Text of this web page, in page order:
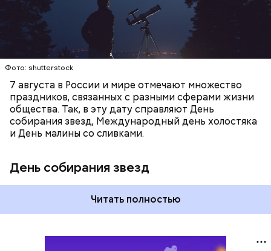
Фото: shutterstock
7 августа в России и мире отмечают множество
праздников, связанных с разными сферами жизни
общества. Так, в эту дату справляют День
собирания звезд, Международный день холостяка
и День малины со сливками.
День собирания звезд
Читать полностью